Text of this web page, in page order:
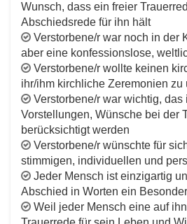
Wunsch, dass ein freier
Abschiedsrede für ihn hält
Verstorbene/r war noch in der
aber eine konfessionslose,
Verstorbene/r wollte keinen
ihr/ihm kirchliche Zeremonien zu
Verstorbene/r war wichtig, das
Vorstellungen, Wünsche bei der
berücksichtigt werden
Verstorbene/r wünschte für
stimmigen, individuellen und
Jeder Mensch ist einzigartig
Abschied in Worten ein
Weil jeder Mensch eine auf